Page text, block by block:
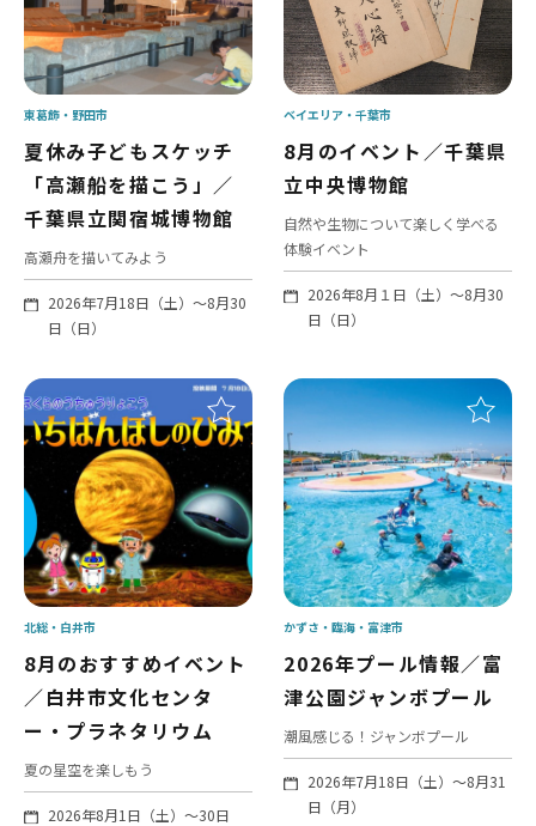
夏休み子どもスケッチ
「高瀬船を描こう」／
千葉県立関宿城博物館
高瀬舟を描いてみよう
2026年7月18日（土）～8月30
日（日）
東葛飾 野田市
8月のイベント／千葉県
立中央博物館
自然や生物について楽しく学べる
体験イベント
2026年8月１日（土）～8月30
日（日）
ベイエリア 千葉市
8月のおすすめイベント
／白井市文化センタ
ー・プラネタリウム
夏の星空を楽しもう
2026年8月1日（土）～30日
北総 白井市
2026年プール情報／富
津公園ジャンボプール
潮風感じる！ジャンボプール
2026年7月18日（土）～8月31
日（月）
かずさ・臨海 富津市